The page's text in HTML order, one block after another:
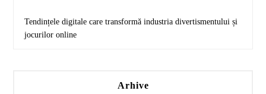
Tendințele digitale care transformă industria divertismentului și
jocurilor online
Arhive